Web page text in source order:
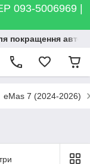
093-5006969 |
покращення
eMas 7 (2024-2026)